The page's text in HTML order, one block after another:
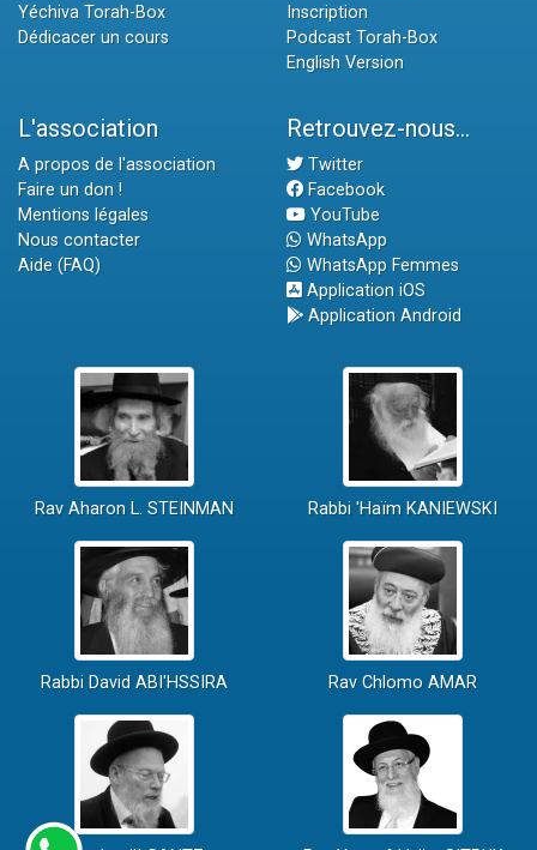
Yéchiva Torah-Box
Dédicacer un cours
Inscription
Podcast Torah-Box
English Version
L'association
A propos de l'association
Faire un don !
Mentions légales
Nous contacter
Aide (FAQ)
Retrouvez-nous...
Twitter
Facebook
YouTube
WhatsApp
WhatsApp Femmes
Application iOS
Application Android
Rav Aharon L. STEINMAN Rabbi 'Haïm KANIEWSKI
Rabbi David ABI'HSSIRA Rav Chlomo AMAR